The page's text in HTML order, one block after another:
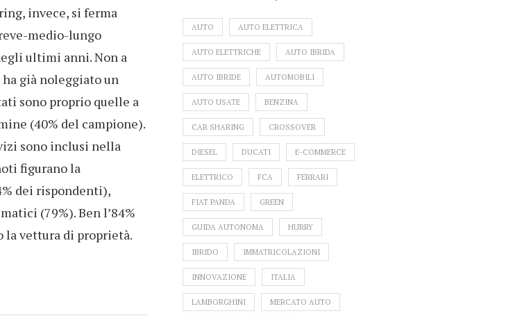
invece, si ferma
medio-lungo
ultimi anni. Non a
ha già noleggiato un
sono proprio quelle a
(40% del campione).
sono inclusi nella
figurano la
dei rispondenti),
(79%). Ben l’84%
la vettura di proprietà.
AUTO AUTO ELETTRICA
AUTO ELETTRICHE AUTO IBRIDA
AUTO IBRIDE AUTOMOBILI
AUTO USATE BENZINA
CAR SHARING CROSSOVER
DIESEL DUCATI E-COMMERCE
ELETTRICO FCA FERRARI
FIAT PANDA GREEN
GUIDA AUTONOMA HURRY
IBRIDO IMMATRICOLAZIONI
INNOVAZIONE ITALIA
LAMBORGHINI MERCATO AUTO